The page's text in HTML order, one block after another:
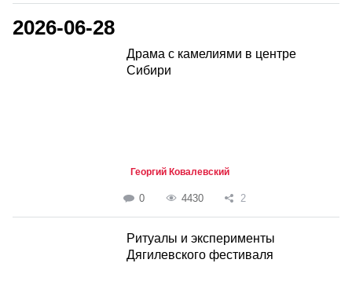
2026-06-28
Драма с камелиями в центре
Сибири
Георгий Ковалевский
0 4430 2
Ритуалы и эксперименты
Дягилевского фестиваля